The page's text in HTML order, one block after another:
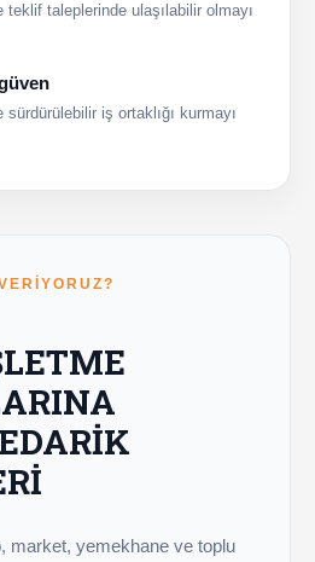
taleplerinde ulaşılabilir olmayı
sürdürülebilir iş ortaklığı kurmayı
market, yemekhane ve toplu